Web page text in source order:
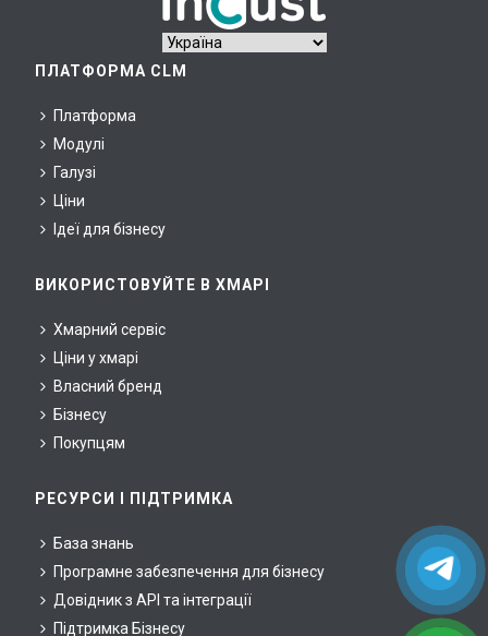
ПЛАТФОРМА CLM
Платформа
Модулі
Галузі
Ціни
Ідеї для бізнесу
ВИКОРИСТОВУЙТЕ В ХМАРІ
Хмарний сервіс
Ціни у хмарі
Власний бренд
Бізнесу
Покупцям
РЕСУРСИ І ПІДТРИМКА
База знань
Програмне забезпечення для бізнесу
Довідник з API та інтеграції
Підтримка Бізнесу